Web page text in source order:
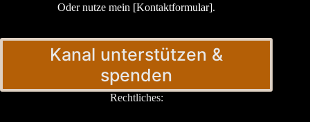
Oder nutze mein [Kontaktformular].
Kanal unterstützen &
spenden
Rechtliches: